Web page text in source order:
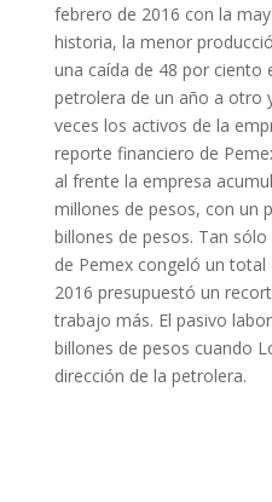
febrero de 2016 con la
historia, la menor
una caída de 48 por ciento
petrolera de un año a otro
veces los activos de la
reporte financiero de
al frente la empresa
millones de pesos, con un
billones de pesos. Tan
de Pemex congeló un total
2016 presupuestó un
trabajo más. El pasivo
billones de pesos cuando
dirección de la petrolera.